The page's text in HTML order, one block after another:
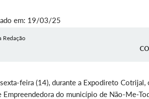
em: 19/03/25
Redação
feira (14), durante a Expodireto
Empreendedora do município de Não-Me-